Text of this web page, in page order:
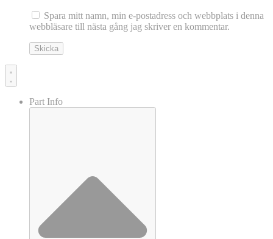
Spara mitt namn, min e-postadress och webbplats i denna
webbläsare till nästa gång jag skriver en kommentar.
Part Info